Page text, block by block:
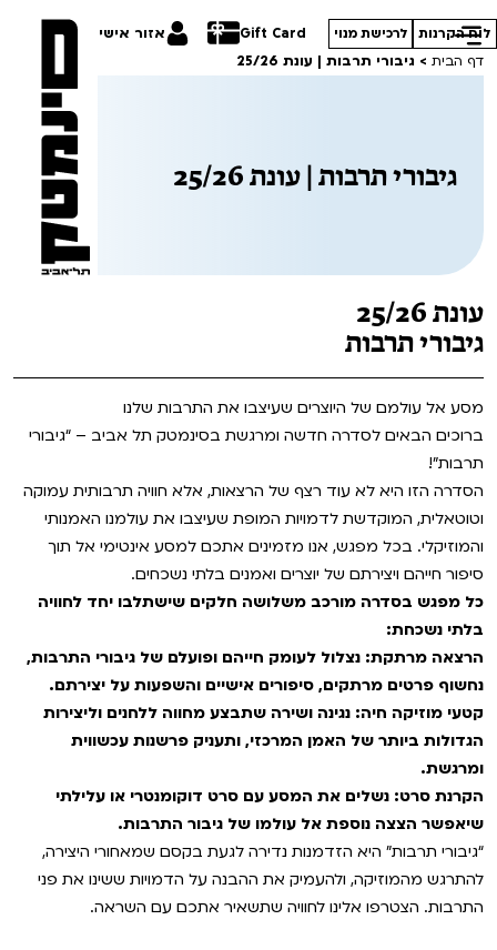
Gift Card אזור אישי לוח הקרנות לרכישת מנוי
טרום בכורה
חדשים
לילדים ולכל המשפחה
הקרנות על פופים
מועדון אנגלית לקטנטנים
מועדון אנגלית לכל המשפחה
ראשון בקולנוע
שלישי בשלייקס
אפטר בסינמטק
Teen Screen
קולנוע ישראלי
לפי ימים
תכניות מיוחדות
הדרכים הלא ידועות
מחווה לג'ון קסאווטס
סיפורי קיץ
מחווה לקסבייה דולאן
סינמטק קאלט על הגג 2026
נבחרי דוקאביב 2026
סדרות עונת 26/27
ההזמנות שלי
VOD
ENG
לאזור האישי
רכישת מנוי
Gift Card
צור קשר
דף הבית > גיבורי תרבות | עונת 25/26
גיבורי תרבות | עונת 25/26
עונת 25/26
גיבורי תרבות
מסע אל עולמם של היוצרים שעיצבו את התרבות שלנו
ברוכים הבאים לסדרה חדשה ומרגשת בסינמטק תל אביב – “גיבורי
תרבות”!
הסדרה הזו היא לא עוד רצף של הרצאות, אלא חוויה תרבותית עמוקה
וטוטאלית, המוקדשת לדמויות המופת שעיצבו את עולמנו האמנותי
והמוזיקלי. בכל מפגש, אנו מזמינים אתכם למסע אינטימי אל תוך
סיפור חייהם ויצירתם של יוצרים ואמנים בלתי נשכחים.
כל מפגש בסדרה מורכב משלושה חלקים שישתלבו יחד לחוויה
בלתי נשכחת:
הרצאה מרתקת: נצלול לעומק חייהם ופועלם של גיבורי התרבות,
נחשוף פרטים מרתקים, סיפורים אישיים והשפעות על יצירתם.
קטעי מוזיקה חיה: נגינה ושירה שתבצע מחווה ללחנים וליצירות
הגדולות ביותר של האמן המרכזי, ותעניק פרשנות עכשווית
ומרגשת.
הקרנת סרט: נשלים את המסע עם סרט דוקומנטרי או עלילתי
שיאפשר הצצה נוספת אל עולמו של גיבור התרבות.
“גיבורי תרבות” היא הזדמנות נדירה לגעת בקסם שמאחורי היצירה,
להתרגש מהמוזיקה, ולהעמיק את ההבנה על הדמויות ששינו את פני
התרבות. הצטרפו אלינו לחוויה שתשאיר אתכם עם השראה.